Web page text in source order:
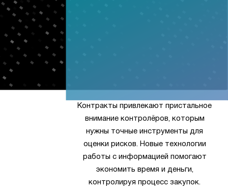
Контракты привлекают пристальное
внимание контролёров, которым
нужны точные инструменты для
оценки рисков. Новые технологии
работы с информацией помогают
экономить время и деньги,
контролируя процесс закупок.